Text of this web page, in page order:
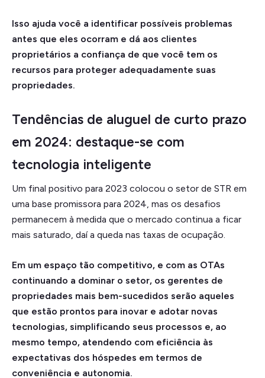
Isso ajuda você a identificar possíveis problemas
antes que eles ocorram e dá aos clientes
proprietários a confiança de que você tem os
recursos para proteger adequadamente suas
propriedades.
Tendências de aluguel de curto prazo
em 2024: destaque-se com
tecnologia inteligente
Um final positivo para 2023 colocou o setor de STR em
uma base promissora para 2024, mas os desafios
permanecem à medida que o mercado continua a ficar
mais saturado, daí a queda nas taxas de ocupação.
Em um espaço tão competitivo, e com as OTAs
continuando a dominar o setor, os gerentes de
propriedades mais bem-sucedidos serão aqueles
que estão prontos para inovar e adotar novas
tecnologias, simplificando seus processos e, ao
mesmo tempo, atendendo com eficiência às
expectativas dos hóspedes em termos de
conveniência e autonomia.